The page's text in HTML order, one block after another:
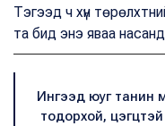
Тэгээд ч хүн
та бид энэ яваа
Ингээд юуг танин
тодорхой,